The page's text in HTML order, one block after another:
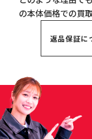
の本体価格での買
返品保証に